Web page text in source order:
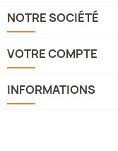
NOTRE SOCIÉTÉ
VOTRE COMPTE
INFORMATIONS